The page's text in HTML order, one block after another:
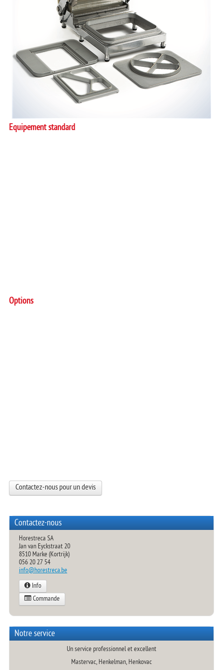
Equipement standard
Options
Contactez-nous pour un devis
Contactez-nous
Horestreca SA
Jan van Eyckstraat 20
8510 Marke (Kortrijk)
056 20 27 54
info@horestreca.be
Info
Commande
Notre service
Un service professionnel et excellent
Mastervac, Henkelman, Henkovac